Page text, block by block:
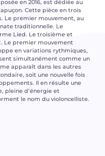
en 2016, est dédiée au
Cette pièce en trois
Le premier mouvement, au
traditionnelle. Le
Lied. Le troisième et
Le premier mouvement
en variations rythmiques,
simultanément comme un
apparaît dans les autres
soit une nouvelle fois
Il en résulte une
pleine d’énergie et
le nom du violoncelliste.